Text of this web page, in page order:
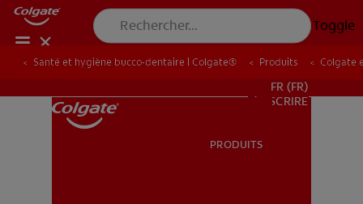
Toggle
POUR LES PROFESSIONNELS
FR (FR)
S’INSCRIRE
PRODUITS
Santé et hygiène bucco-dentaire | Colgate® Produits Colgate